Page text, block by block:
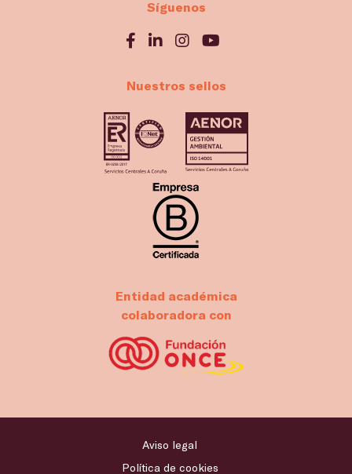
Síguenos
Nuestros sellos
Entidad académica
colaboradora con
Aviso legal
Política de cookies